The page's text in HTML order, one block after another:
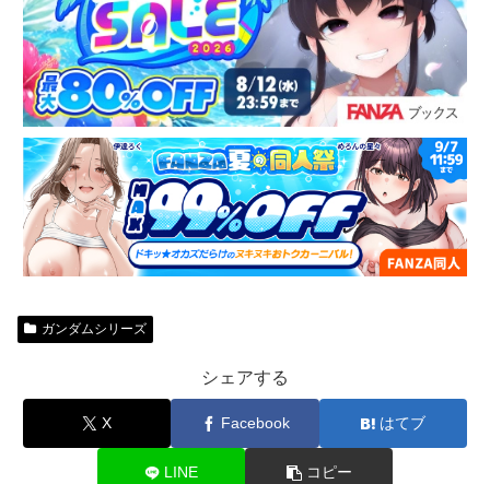
ガンダムシリーズ
シェアする
X Facebook はてブ
LINE コピー